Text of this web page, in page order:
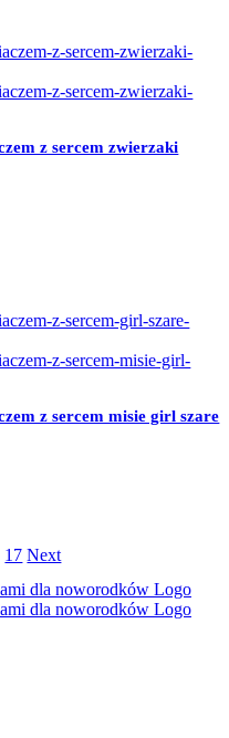
z sercem zwierzaki
z sercem misie girl szare
17 Next